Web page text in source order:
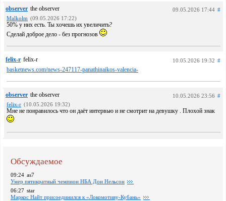
observer the observer 09.05.2026 17:44 #
Malkolm (09.05.2026 17:22)
50% у них есть. Ты хочешь их увеличить?
Сделай доброе дело - без прогнозов
felix-r felix-r 10.05.2026 19:32 #
basketnews.com/news-247117-panathinaikos-valencia-
observer the observer 10.05.2026 23:56 #
felix-r (10.05.2026 19:32)
Мне не понравилось что он даёт интервью и не смотрит на девушку . Плохой знак
Обсуждаемое
09:24 as7
Умер пятикратный чемпион НБА Дон Нельсон
06:27 star
Маркос Найт присоединился к «Локомотиву-Кубань»